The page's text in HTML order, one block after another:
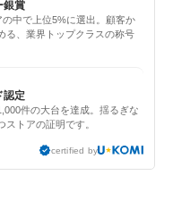
銀賞
中で上位5%に選出。顧客か
る、業界トップクラスの称号
認定
件の大台を達成。揺るぎな
ストアの証明です。
certified by